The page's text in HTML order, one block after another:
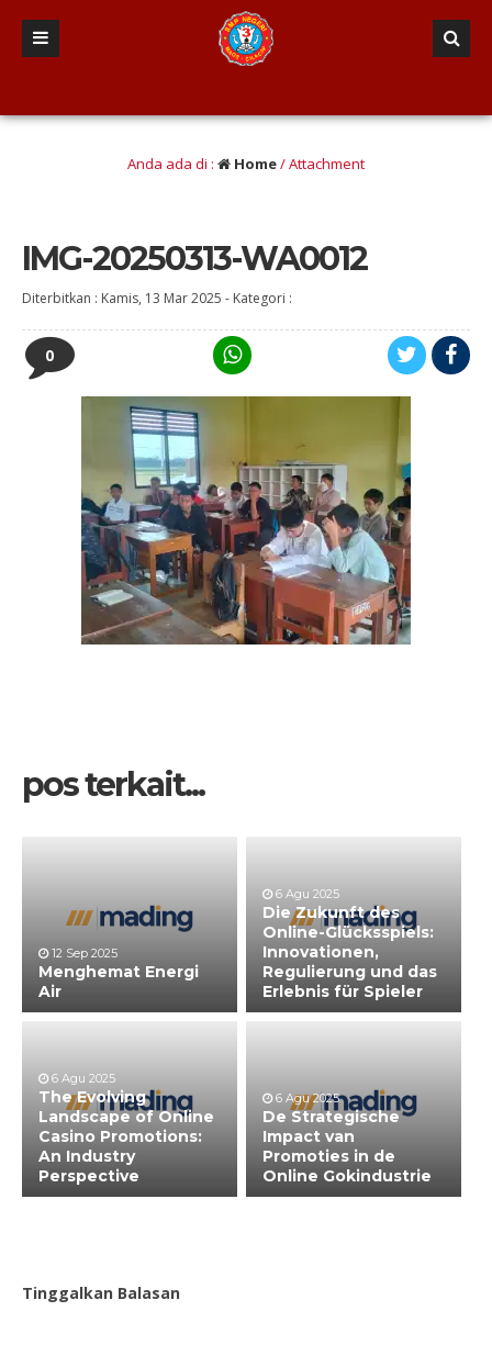
Anda ada di : Home/ Attachment
IMG-20250313-WA0012
Diterbitkan : Kamis, 13 Mar 2025 - Kategori :
0
pos terkait...
12 Sep 2025
Menghemat Energi
Air
6 Agu 2025
Die Zukunft des
Online-Glücksspiels:
Innovationen,
Regulierung und das
Erlebnis für Spieler
6 Agu 2025
The Evolving
Landscape of Online
Casino Promotions:
An Industry
Perspective
6 Agu 2025
De Strategische
Impact van
Promoties in de
Online Gokindustrie
Tinggalkan Balasan